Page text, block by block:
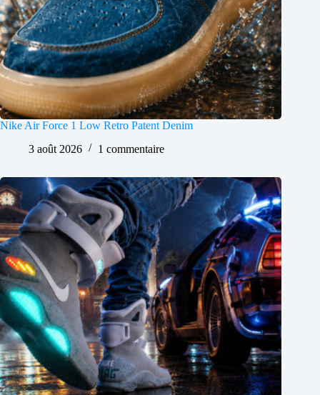
Nike Air Force 1 Low Retro Patent Denim
3 août 2026
1 commentaire